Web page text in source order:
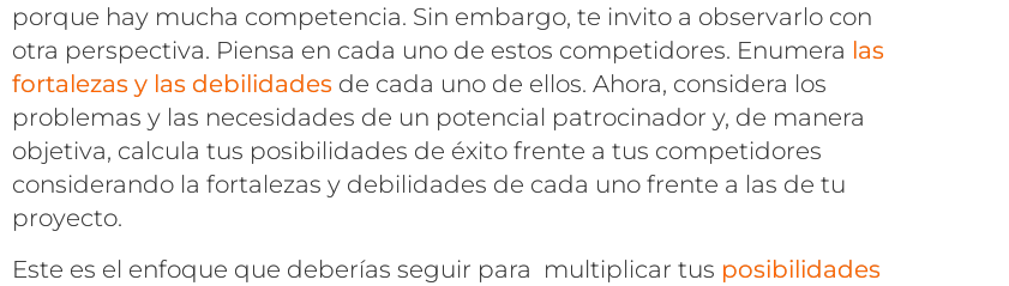
porque hay mucha competencia. Sin embargo, te invito a observarlo con
otra perspectiva. Piensa en cada uno de estos competidores. Enumera las
fortalezas y las debilidades de cada uno de ellos. Ahora, considera los
problemas y las necesidades de un potencial patrocinador y, de manera
objetiva, calcula tus posibilidades de éxito frente a tus competidores
considerando la fortalezas y debilidades de cada uno frente a las de tu
proyecto.
Este es el enfoque que deberías seguir para multiplicar tus posibilidades